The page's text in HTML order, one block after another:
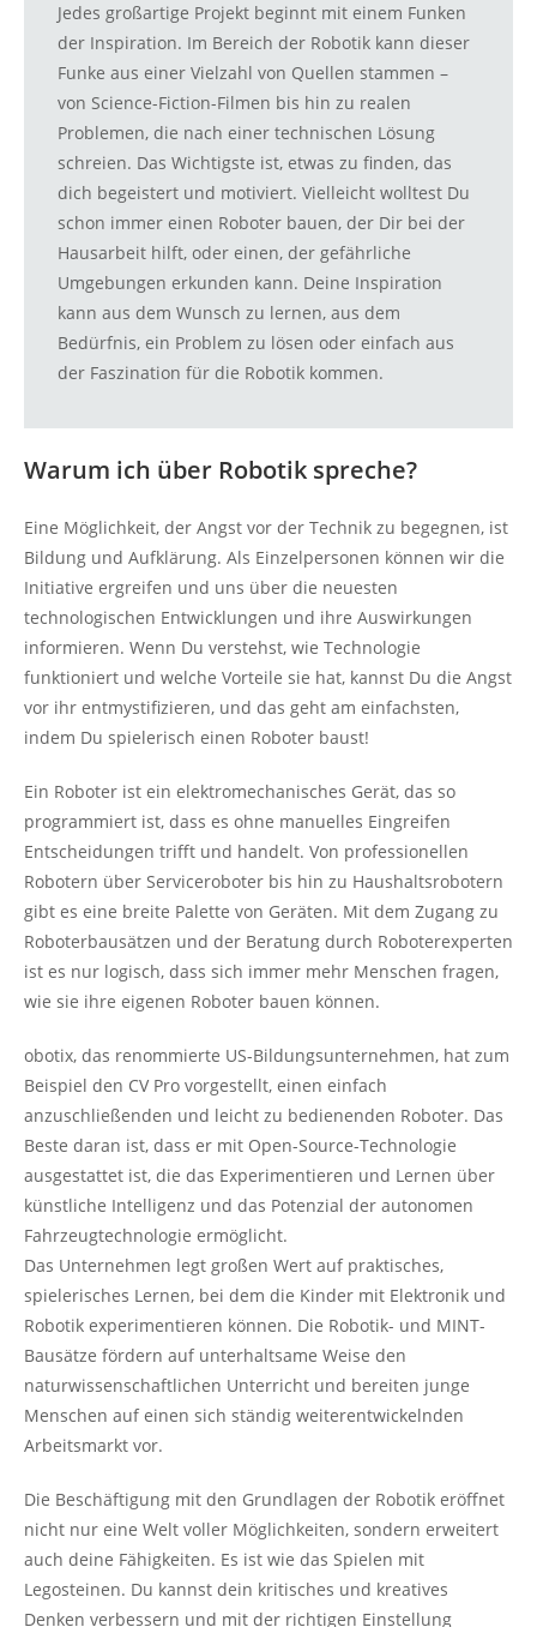
Jedes großartige Projekt beginnt mit einem Funken
der Inspiration. Im Bereich der Robotik kann dieser
Funke aus einer Vielzahl von Quellen stammen –
von Science-Fiction-Filmen bis hin zu realen
Problemen, die nach einer technischen Lösung
schreien. Das Wichtigste ist, etwas zu finden, das
dich begeistert und motiviert. Vielleicht wolltest Du
schon immer einen Roboter bauen, der Dir bei der
Hausarbeit hilft, oder einen, der gefährliche
Umgebungen erkunden kann. Deine Inspiration
kann aus dem Wunsch zu lernen, aus dem
Bedürfnis, ein Problem zu lösen oder einfach aus
der Faszination für die Robotik kommen.
Warum ich über Robotik spreche?
Eine Möglichkeit, der Angst vor der Technik zu begegnen, ist
Bildung und Aufklärung. Als Einzelpersonen können wir die
Initiative ergreifen und uns über die neuesten
technologischen Entwicklungen und ihre Auswirkungen
informieren. Wenn Du verstehst, wie Technologie
funktioniert und welche Vorteile sie hat, kannst Du die Angst
vor ihr entmystifizieren, und das geht am einfachsten,
indem Du spielerisch einen Roboter baust!
Ein Roboter ist ein elektromechanisches Gerät, das so
programmiert ist, dass es ohne manuelles Eingreifen
Entscheidungen trifft und handelt. Von professionellen
Robotern über Serviceroboter bis hin zu Haushaltsrobotern
gibt es eine breite Palette von Geräten. Mit dem Zugang zu
Roboterbausätzen und der Beratung durch Roboterexperten
ist es nur logisch, dass sich immer mehr Menschen fragen,
wie sie ihre eigenen Roboter bauen können.
obotix, das renommierte US-Bildungsunternehmen, hat zum
Beispiel den CV Pro vorgestellt, einen einfach
anzuschließenden und leicht zu bedienenden Roboter. Das
Beste daran ist, dass er mit Open-Source-Technologie
ausgestattet ist, die das Experimentieren und Lernen über
künstliche Intelligenz und das Potenzial der autonomen
Fahrzeugtechnologie ermöglicht.
Das Unternehmen legt großen Wert auf praktisches,
spielerisches Lernen, bei dem die Kinder mit Elektronik und
Robotik experimentieren können. Die Robotik- und MINT-
Bausätze fördern auf unterhaltsame Weise den
naturwissenschaftlichen Unterricht und bereiten junge
Menschen auf einen sich ständig weiterentwickelnden
Arbeitsmarkt vor.
Die Beschäftigung mit den Grundlagen der Robotik eröffnet
nicht nur eine Welt voller Möglichkeiten, sondern erweitert
auch deine Fähigkeiten. Es ist wie das Spielen mit
Legosteinen. Du kannst dein kritisches und kreatives
Denken verbessern und mit der richtigen Einstellung